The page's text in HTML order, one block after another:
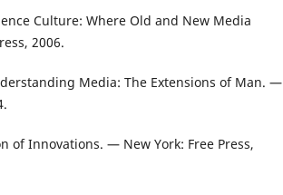
Culture: Where Old and New Media
2006.
Media: The Extensions of Man. —
of Innovations. — New York: Free Press,